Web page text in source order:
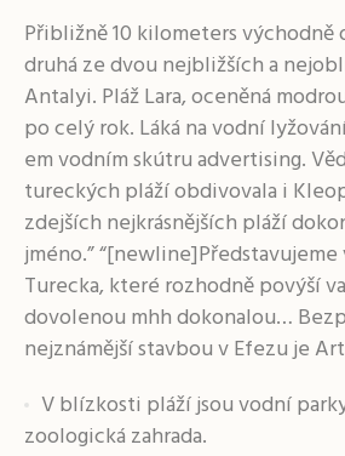
Přibližně 10 kilometers východně
druhá ze dvou nejbližších a
Antalyi. Pláž Lara, oceněná
po celý rok. Láká na vodní
em vodním skútru advertising.
tureckých pláží obdivovala i
zdejších nejkrásnějších pláží
jméno.” “[newline]Představujeme
Turecka, které rozhodně povýší
dovolenou mhh dokonalou…
nejznámější stavbou v Efezu je
V blízkosti pláží jsou vodní
zoologická zahrada.